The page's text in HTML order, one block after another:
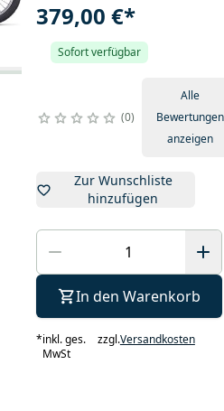
379,00 €*
Sofort verfügbar
0
Alle
Bewertungen
anzeigen
Zur Wunschliste
hinzufügen
In den Warenkorb
*inkl. ges.
MwSt
zzgl.Versandkosten